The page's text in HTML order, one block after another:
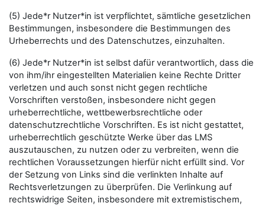
(5) Jede*r Nutzer*in ist verpflichtet, sämtliche gesetzlichen
Bestimmungen, insbesondere die Bestimmungen des
Urheberrechts und des Datenschutzes, einzuhalten.
(6) Jede*r Nutzer*in ist selbst dafür verantwortlich, dass die
von ihm/ihr eingestellten Materialien keine Rechte Dritter
verletzen und auch sonst nicht gegen rechtliche
Vorschriften verstoßen, insbesondere nicht gegen
urheberrechtliche, wettbewerbsrechtliche oder
datenschutzrechtliche Vorschriften. Es ist nicht gestattet,
urheberrechtlich geschützte Werke über das LMS
auszutauschen, zu nutzen oder zu verbreiten, wenn die
rechtlichen Voraussetzungen hierfür nicht erfüllt sind. Vor
der Setzung von Links sind die verlinkten Inhalte auf
Rechtsverletzungen zu überprüfen. Die Verlinkung auf
rechtswidrige Seiten, insbesondere mit extremistischem,